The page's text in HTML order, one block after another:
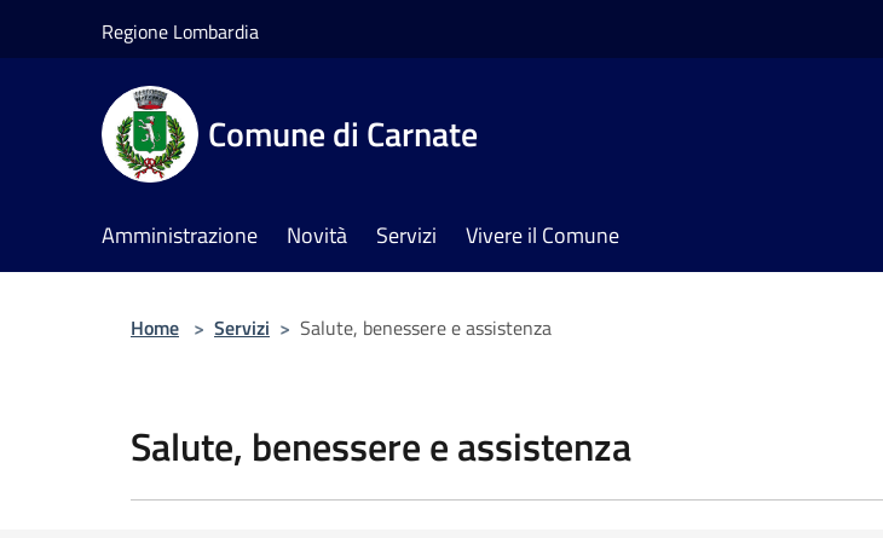
Regione Lombardia
Comune di Carnate
Amministrazione Novità Servizi Vivere il Comune
Home > Servizi > Salute, benessere e assistenza
Salute, benessere e assistenza